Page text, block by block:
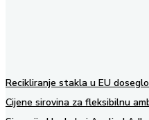
Recikliranje stakla u EU
Cijene sirovina za fleksibilnu